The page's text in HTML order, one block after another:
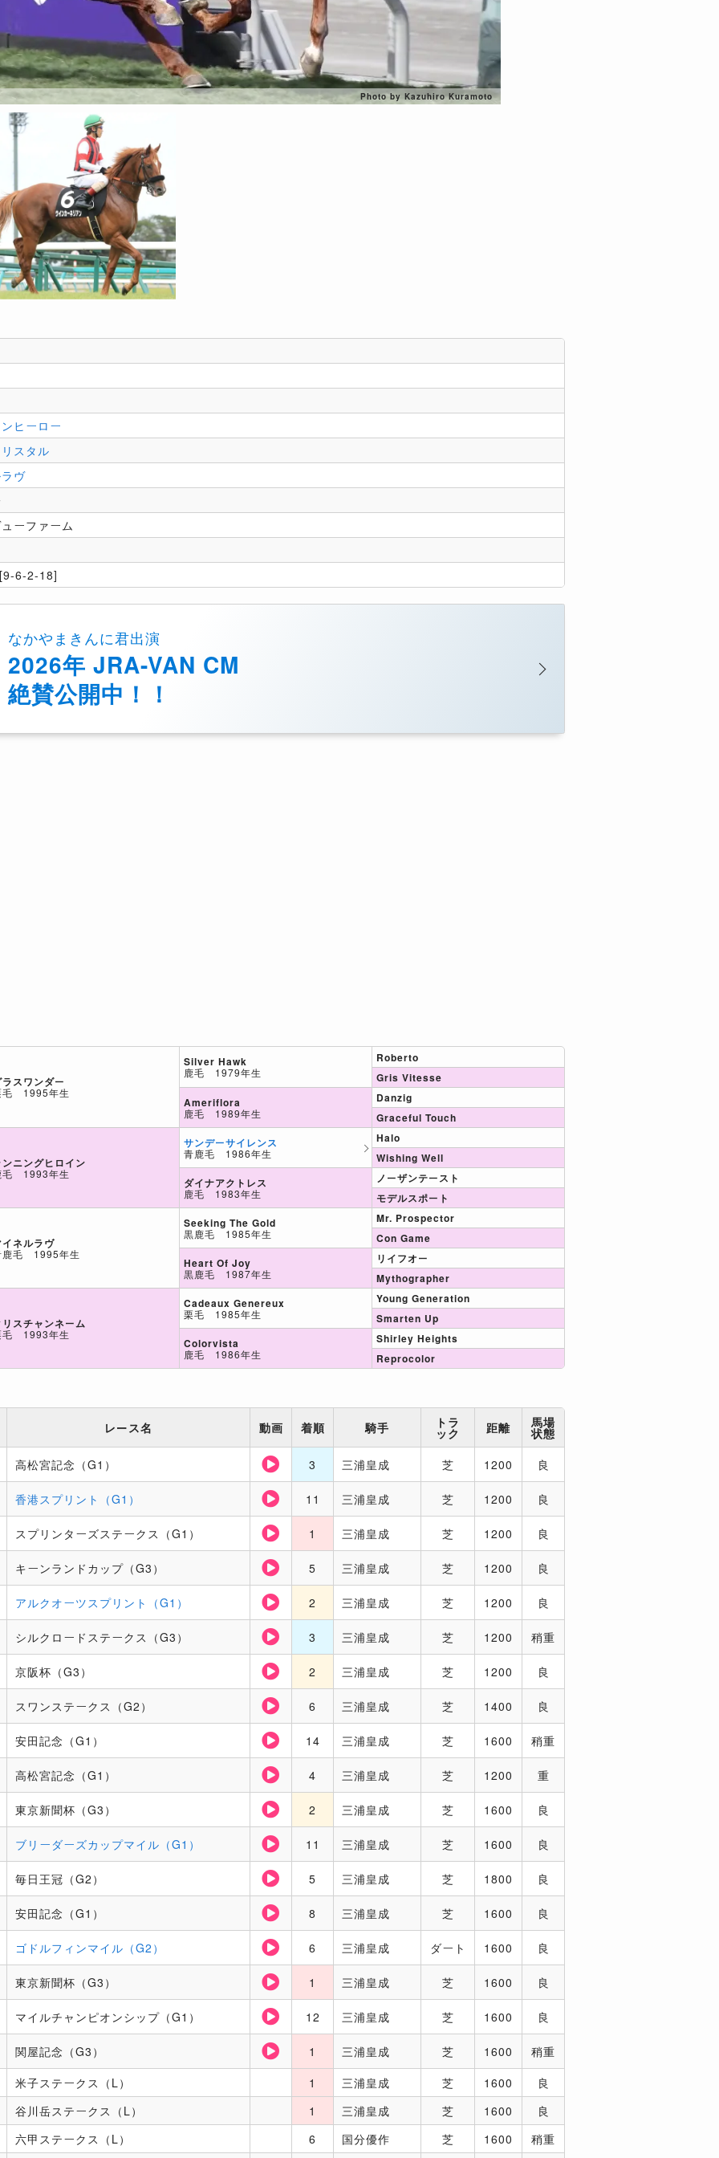
Photo by Kazuhiro Kuramoto
ヒーロー
スタル
ヴ
ーファーム
6-2-18]
なかやまきんに君出演
2026年 JRA-VAN CM
絶賛公開中！！
スワンダー
毛 1995年生
ニングヒロイン
毛 1993年生
ネルラヴ
鹿毛 1995年生
スチャンネーム
毛 1993年生
Silver Hawk
鹿毛 1979年生
Ameriflora
鹿毛 1989年生
サンデーサイレンス
青鹿毛 1986年生
ダイナアクトレス
鹿毛 1983年生
Seeking The Gold
黒鹿毛 1985年生
Heart Of Joy
黒鹿毛 1987年生
Cadeaux Genereux
栗毛 1985年生
Colorvista
鹿毛 1986年生
Roberto
Gris Vitesse
Danzig
Graceful Touch
Halo
Wishing Well
ノーザンテースト
モデルスポート
Mr. Prospector
Con Game
リイフオー
Mythographer
Young Generation
Smarten Up
Shirley Heights
Reprocolor
レース名 動画 着順 騎手 トラ
ック 距離 馬場
状態
高松宮記念（G1）
3 三浦皇成 芝 1200 良
香港スプリント（G1） 11 三浦皇成 芝 1200 良
スプリンターズステークス（G1） 1 三浦皇成 芝 1200 良
キーンランドカップ（G3） 5 三浦皇成 芝 1200 良
アルクオーツスプリント（G1） 2 三浦皇成 芝 1200 良
シルクロードステークス（G3） 3 三浦皇成 芝 1200 稍重
京阪杯（G3） 2 三浦皇成 芝 1200 良
スワンステークス（G2） 6 三浦皇成 芝 1400 良
安田記念（G1） 14 三浦皇成 芝 1600 稍重
高松宮記念（G1） 4 三浦皇成 芝 1200 重
東京新聞杯（G3） 2 三浦皇成 芝 1600 良
ブリーダーズカップマイル（G1） 11 三浦皇成 芝 1600 良
毎日王冠（G2） 5 三浦皇成 芝 1800 良
安田記念（G1） 8 三浦皇成 芝 1600 良
ゴドルフィンマイル（G2） 6 三浦皇成 ダート 1600 良
東京新聞杯（G3） 1 三浦皇成 芝 1600 良
マイルチャンピオンシップ（G1） 12 三浦皇成 芝 1600 良
関屋記念（G3） 1 三浦皇成 芝 1600
稍重
米子ステークス（L）
1 三浦皇成 芝 1600
良
谷川岳ステークス（L）
1 三浦皇成 芝 1600
良
六甲ステークス（L）
6 国分優作 芝 1600 稍重